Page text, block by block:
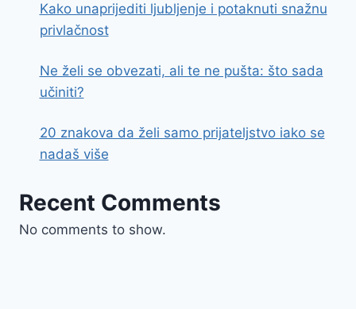
Kako unaprijediti ljubljenje i potaknuti snažnu
privlačnost
Ne želi se obvezati, ali te ne pušta: što sada
učiniti?
20 znakova da želi samo prijateljstvo iako se
nadaš više
Recent Comments
No comments to show.